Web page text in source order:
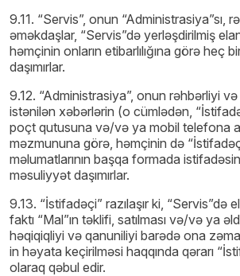
9.11. “Servis”, onun “Administrasiya”sı,
əməkdaşlar, “Servis”də yerləşdirilmiş
həmçinin onların etibarlılığına görə heç
daşımırlar.
9.12. “Administrasiya”, onun rəhbərliyi
istənilən xəbərlərin (o cümlədən,
poçt qutusuna və/və ya mobil telefona
məzmununa görə, həmçinin də
məlumatlarının başqa formada
məsuliyyət daşımırlar.
9.13. “İstifadəçi” razılaşır ki, “Servis”də
faktı “Mal”ın təklifi, satılması və/və ya
həqiqiqliyi və qanuniliyi barədə ona
in həyata keçirilməsi haqqında qərarı
olaraq qəbul edir.